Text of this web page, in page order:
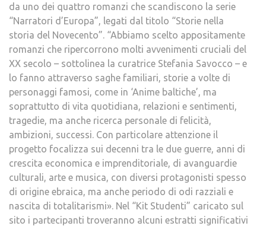
da uno dei quattro romanzi che scandiscono la serie
“Narratori d’Europa”, legati dal titolo “Storie nella
storia del Novecento”. “Abbiamo scelto appositamente
romanzi che ripercorrono molti avvenimenti cruciali del
XX secolo – sottolinea la curatrice Stefania Savocco – e
lo fanno attraverso saghe familiari, storie a volte di
personaggi famosi, come in ‘Anime baltiche’, ma
soprattutto di vita quotidiana, relazioni e sentimenti,
tragedie, ma anche ricerca personale di felicità,
ambizioni, successi. Con particolare attenzione il
progetto focalizza sui decenni tra le due guerre, anni di
crescita economica e imprenditoriale, di avanguardie
culturali, arte e musica, con diversi protagonisti spesso
di origine ebraica, ma anche periodo di odi razziali e
nascita di totalitarismi». Nel “Kit Studenti” caricato sul
sito i partecipanti troveranno alcuni estratti significativi